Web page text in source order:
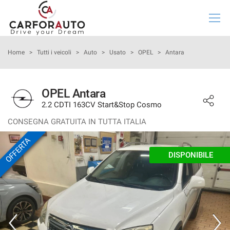
HOME
ACQUISTA IL TUO VEICOLO ONLINE
VALUTAZIONE USATO
NOLEGGIO LUNGO TERMINE
CHI SIAMO
ASSISTENZA
Home > Tutti i veicoli > Auto > Usato > OPEL > Antara
OPEL Antara
2.2 CDTI 163CV Start&Stop Cosmo
CONSEGNA GRATUITA IN TUTTA ITALIA
OFFERTA DISPONIBILE
tue
preferenze
di
seguente
pannello
consente
di
esprimere
le
tue
preferenze
di
consenso
alle
tecnologie
di